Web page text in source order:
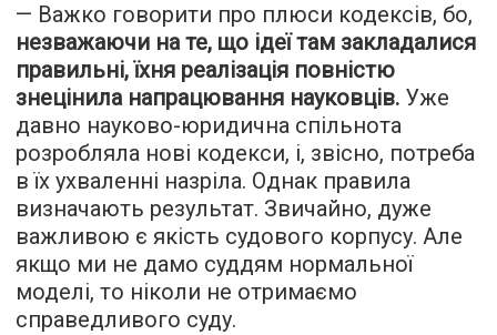
— Важко говорити про плюси кодексів, бо,
незважаючи на те, що ідеї там закладалися
правильні, їхня реалізація повністю
знецінила напрацювання науковців. Уже
давно науково-юридична спільнота
розробляла нові кодекси, і, звісно, потреба
в їх ухваленні назріла. Однак правила
визначають результат. Звичайно, дуже
важливою є якість судового корпусу. Але
якщо ми не дамо суддям нормальної
моделі, то ніколи не отримаємо
справедливого суду.